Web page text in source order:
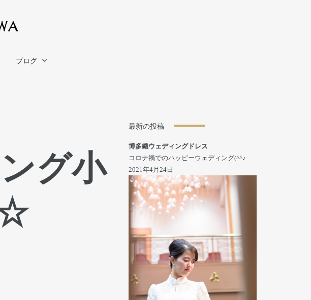
ブログ
グ小
☆
最新の投稿
博多織ウェディングドレス
コロナ禍でのハッピーウェディング(^^♪
2021年4月24日